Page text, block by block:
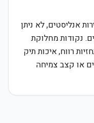
אנליסטים, לא ניתן
נקודות מחלוקת
רווח, איכות תיק
או קצב צמיחה